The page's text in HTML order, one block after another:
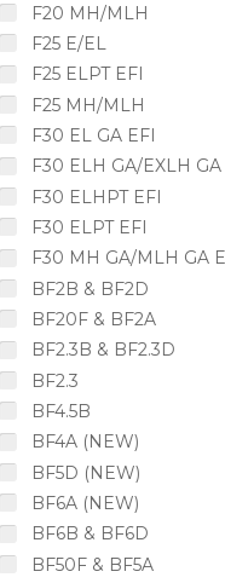
F20 MH/MLH
F25 E/EL
F25 ELPT EFI
F25 MH/MLH
F30 EL GA EFI
F30 ELH GA/EXLH GA
F30 ELHPT EFI
F30 ELPT EFI
F30 MH GA/MLH GA
BF2B & BF2D
BF20F & BF2A
BF2.3B & BF2.3D
BF2.3
BF4.5B
BF4A (NEW)
BF5D (NEW)
BF6A (NEW)
BF6B & BF6D
BF50F & BF5A